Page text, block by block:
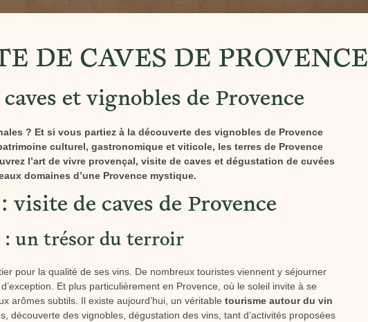
DE CAVES DE PROVENCE
et vignobles de Provence
? Et si vous partiez à la découverte des vignobles de Provence
culturel, gastronomique et viticole, les terres de Provence
l’art de vivre provençal, visite de caves et dégustation de cuvées
domaines d’une Provence mystique.
de caves de Provence
: un trésor du terroir
pour la qualité de ses vins. De nombreux touristes viennent y séjourner
Et plus particulièrement en Provence, où le soleil invite à se
arômes subtils. Il existe aujourd’hui, un véritable tourisme autour du vin
découverte des vignobles, dégustation des vins, tant d’activités proposées